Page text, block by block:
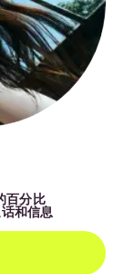
百分比
和信息